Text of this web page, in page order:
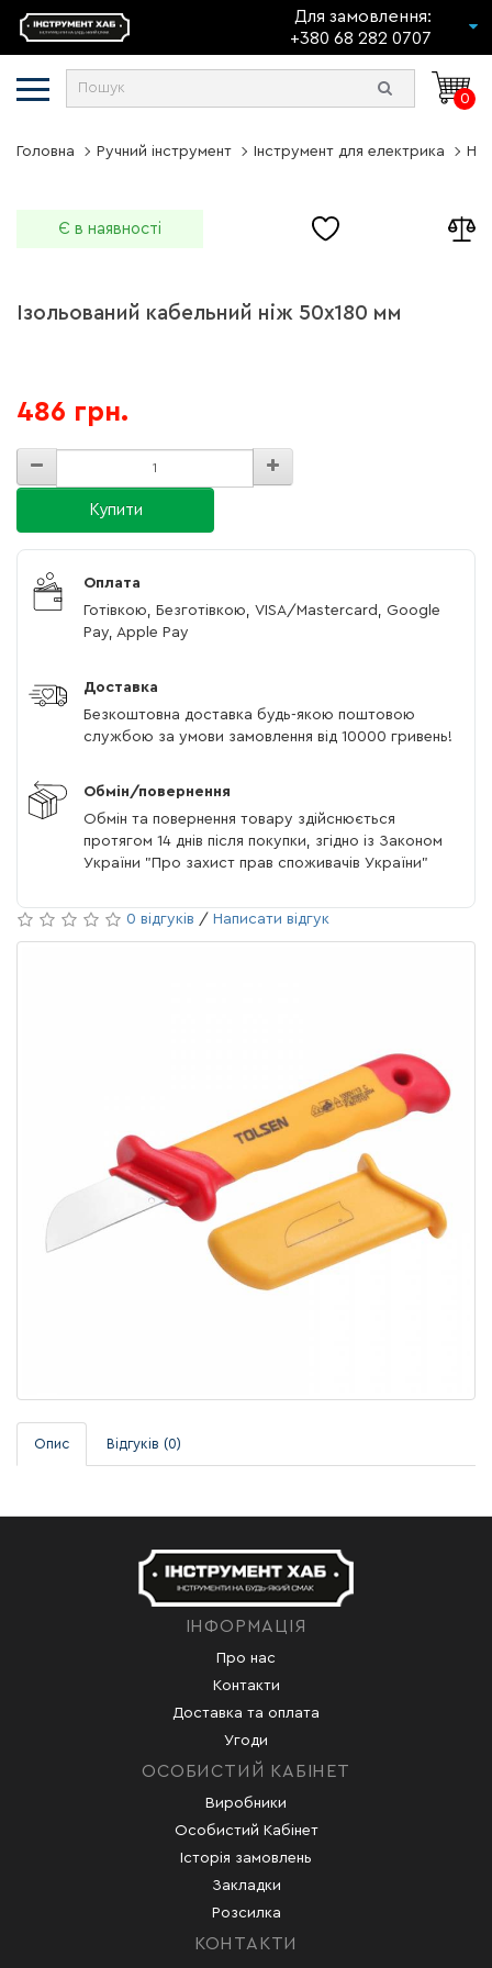
Для замовлення:
+380 68 282 0707
0
Головна Ручний інструмент Інструмент для електрика
Опис Відгуків (0)
Є в наявності
Ізольований кабельний ніж 50х180 мм
486 грн.
Купити
Оплата
Готівкою, Безготівкою, VISA/Mastercard, Google
Pay, Apple Pay
Доставка
Безкоштовна доставка будь-якою поштовою
службою за умови замовлення від 10000 гривень!
Обмін/повернення
Обмін та повернення товару здійснюється
протягом 14 днів після покупки, згідно із Законом
України "Про захист прав споживачів України"
0 відгуків / Написати відгук
ІНФОРМАЦІЯ
Про нас
Контакти
Доставка та оплата
Угоди
ОСОБИСТИЙ КАБІНЕТ
Виробники
Особистий Кабінет
Історія замовлень
Закладки
Розсилка
КОНТАКТИ